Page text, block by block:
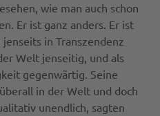
wie man auch schon
Er ist ganz anders. Er ist
in Transzendenz
Welt jenseitig, und als
gegenwärtig. Seine
in der Welt und doch
unendlich, sagten